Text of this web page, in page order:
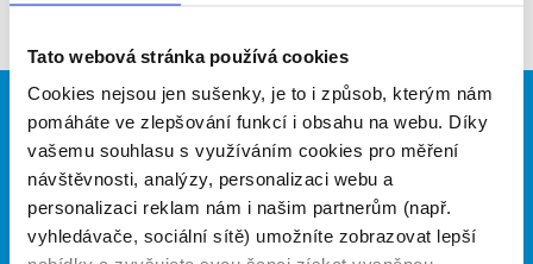
Tato webová stránka používá cookies
Cookies nejsou jen sušenky, je to i způsob, kterým nám
pomáháte ve zlepšování funkcí i obsahu na webu. Díky
vašemu souhlasu s využíváním cookies pro měření
návštěvnosti, analýzy, personalizaci webu a
personalizaci reklam nám i našim partnerům (např.
vyhledávače, sociální sítě) umožníte zobrazovat lepší
Firma nyní nemá žádné volné pozice. Zkuste to
Brigádníci
Články
Hledané brigády
Firmy
Vložit inzerát
Ceník
Propagace